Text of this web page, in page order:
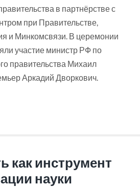
в партнёрстве с
при Правительстве,
и Минкомсвязи. В церемонии
участие министр РФ по
правительства Михаил
Аркадий Дворкович.
как инструмент
науки